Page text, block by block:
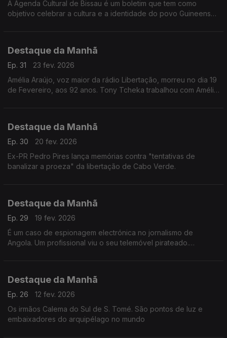
A Agenda Cultural de Bissau é um boletim que tem como
objetivo celebrar a cultura e a identidade do povo Guineense.
Destaque da Manhã
Ep. 31
23 fev. 2026
Amélia Araújo, voz maior da rádio Libertação, morreu no dia 19
de Fevereiro, aos 92 anos. Tony Tcheka trabalhou com Amélia
Destaque da Manhã
Ep. 30
20 fev. 2026
Ex-PR Pedro Pires lança memórias contra "tentativas de
banalizar a proeza" da libertação de Cabo Verde.
Destaque da Manhã
Ep. 29
19 fev. 2026
É um caso de espionagem electrónica no jornalismo de
Angola. Um profissional viu o seu telemóvel pirateado.
Destaque da Manhã
Ep. 26
12 fev. 2026
Os irmãos Calema do Sul de S. Tomé. São pontos de luz e
embaixadores do arquipélago no mundo